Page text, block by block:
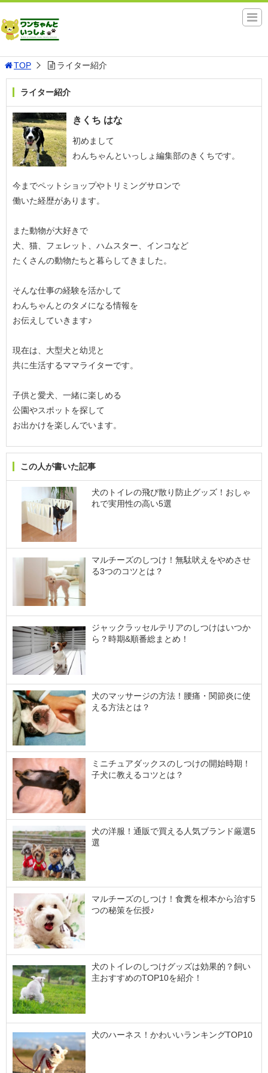
TOP ライター紹介
ライター紹介
きくち はな
初めまして
わんちゃんといっしょ編集部のきくちです。
今までペットショップやトリミングサロンで
働いた経歴があります。
また動物が大好きで
犬、猫、フェレット、ハムスター、インコなど
たくさんの動物たちと暮らしてきました。
そんな仕事の経験を活かして
わんちゃんとのタメになる情報を
お伝えしていきます♪
現在は、大型犬と幼児と
共に生活するママライターです。
子供と愛犬、一緒に楽しめる
公園やスポットを探して
お出かけを楽しんでいます。
この人が書いた記事
犬のトイレの飛び散り防止グッズ！おしゃ
れで実用性の高い5選
マルチーズのしつけ！無駄吠えをやめさせ
る3つのコツとは？
ジャックラッセルテリアのしつけはいつか
ら？時期&順番総まとめ！
犬のマッサージの方法！腰痛・関節炎に使
える方法とは？
ミニチュアダックスのしつけの開始時期！
子犬に教えるコツとは？
犬の洋服！通販で買える人気ブランド厳選5
選
マルチーズのしつけ！食糞を根本から治す5
つの秘策を伝授♪
犬のトイレのしつけグッズは効果的？飼い
主おすすめのTOP10を紹介！
犬のハーネス！かわいいランキングTOP10